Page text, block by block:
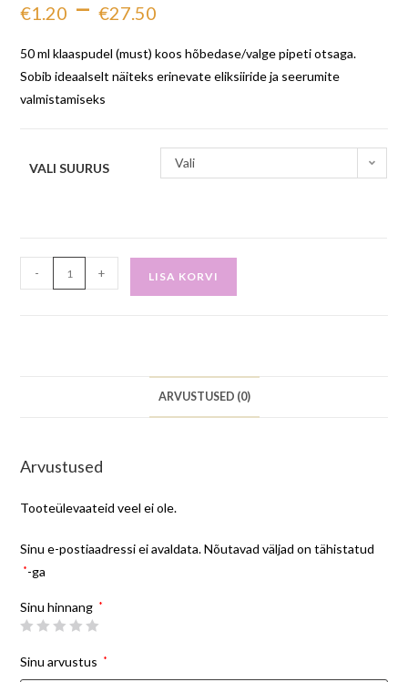
€1.20 €27.50
50 ml klaaspudel (must) koos hõbedase/valge pipeti otsaga.
Sobib ideaalselt näiteks erinevate eliksiiride ja seerumite
valmistamiseks
VALI SUURUS Vali
- + LISA KORVI
ARVUSTUSED (0)
Arvustused
Tooteülevaateid veel ei ole.
Sinu e-postiaadressi ei avaldata. Nõutavad väljad on tähistatud
*-ga
Sinu hinnang *
Sinu arvustus *